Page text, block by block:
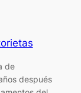
de
después